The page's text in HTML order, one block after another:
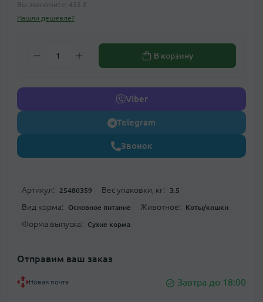
Вы экономите: 425 ₴
Нашли дешевле?
В корзину
Viber
Telegram
Звонок
Артикул: 25480359 Вес упаковки, кг: 3.5
Вид корма: Основное питание Животное: Коты/кошки
Форма выпуска: Сухие корма
Отправим ваш заказ
Новая почта Завтра до 18:00